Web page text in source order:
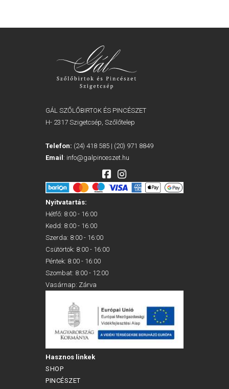
GÁL SZŐLŐBIRTOK ÉS PINCÉSZET
H- 2317 Szigetcsép, Szőlőtelep
Telefon: (24) 418 585 | (20) 971 8849
Email : info@galpinceszet.hu
Nyitvatartás:
Hétfő: 8:00 - 16:00
Kedd: 8:00 - 16:00
Szerda: 8:00 - 16:00
Csütörtök: 8:00 - 16:00
Péntek: 8:00 - 16:00
Szombat: 8:00 - 12:00
Vasárnap: Zárva
Hasznos linkek
SHOP
PINCÉSZET